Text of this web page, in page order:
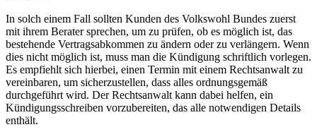
In solch einem Fall sollten Kunden des Volkswohl Bundes zuerst
mit ihrem Berater sprechen, um zu prüfen, ob es möglich ist, das
bestehende Vertragsabkommen zu ändern oder zu verlängern. Wenn
dies nicht möglich ist, muss man die Kündigung schriftlich vorlegen.
Es empfiehlt sich hierbei, einen Termin mit einem Rechtsanwalt zu
vereinbaren, um sicherzustellen, dass alles ordnungsgemäß
durchgeführt wird. Der Rechtsanwalt kann dabei helfen, ein
Kündigungsschreiben vorzubereiten, das alle notwendigen Details
enthält.